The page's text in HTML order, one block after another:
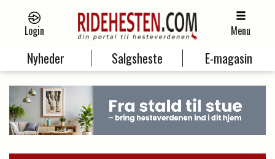
Login Menu
Nyheder Salgsheste E-magasin